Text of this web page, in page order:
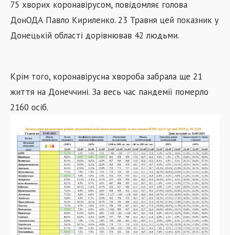
75 хворих коронавірусом, повідомляє голова
ДонОДА Павло Кириленко. 23 Травня цей показник у
Донецькій області дорівнював 42 людьми.
Крім того, коронавірусна хвороба забрала ще 21
життя на Донеччині. За весь час пандемії померло
2160 осіб.